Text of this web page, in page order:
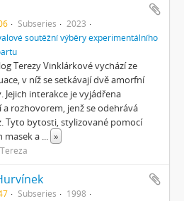
Subseries
2023
soutěžní výběry experimentálního
Terezy Vinklárkové vychází ze
v níž se setkávají dvě amorfní
Jejich interakce je vyjádřena
rozhovorem, jenž se odehrává
Tyto bytosti, stylizované pomocí
masek a ... »
Subseries
1998